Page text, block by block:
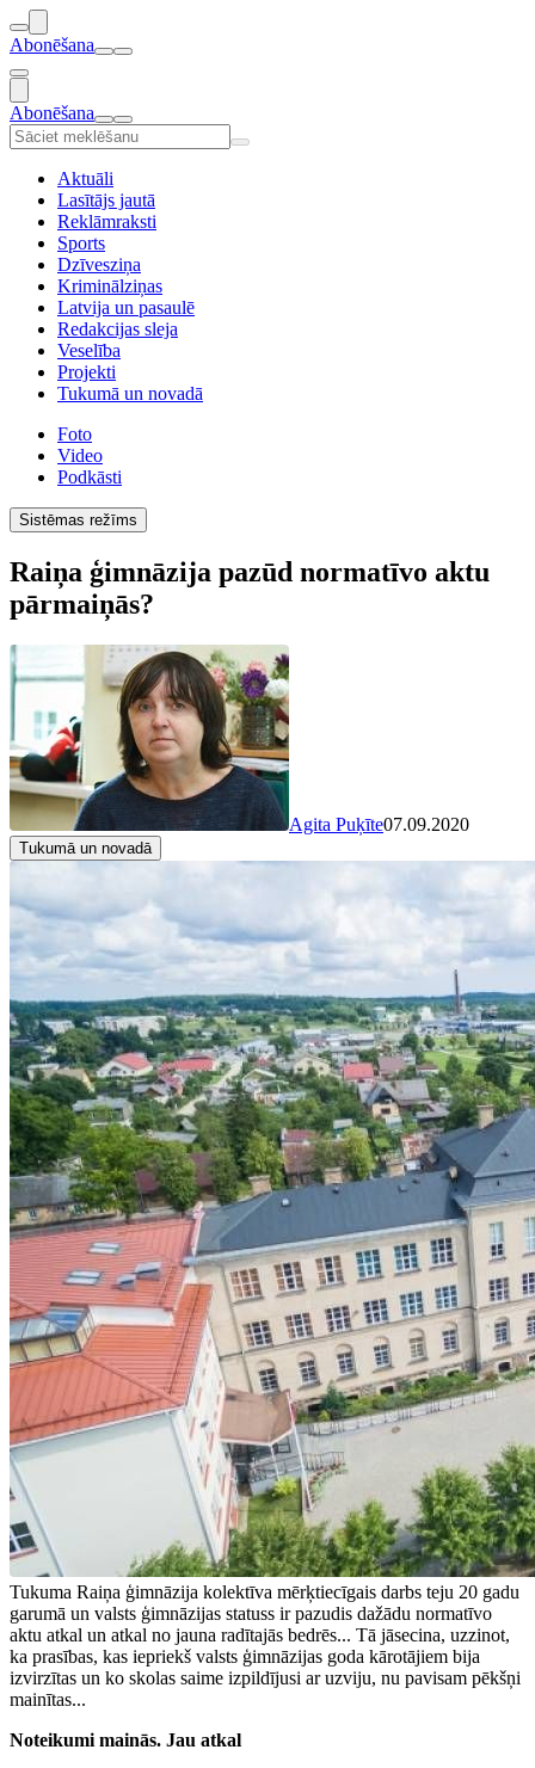
Abonēšana
Abonēšana
Aktuāli
Lasītājs jautā
Reklāmraksti
Sports
Dzīvesziņa
Kriminālziņas
Latvija un pasaulē
Redakcijas sleja
Veselība
Projekti
Tukumā un novadā
Foto
Video
Podkāsti
Sistēmas režīms
Raiņa ģimnāzija pazūd normatīvo aktu
pārmaiņās?
Agita Puķīte07.09.2020
Tukumā un novadā
Tukuma Raiņa ģimnāzija kolektīva mērķtiecīgais darbs teju 20 gadu
garumā un valsts ģimnāzijas statuss ir pazudis dažādu normatīvo
aktu atkal un atkal no jauna radītajās bedrēs... Tā jāsecina, uzzinot,
ka prasības, kas iepriekš valsts ģimnāzijas goda kārotājiem bija
izvirzītas un ko skolas saime izpildījusi ar uzviju, nu pavisam pēkšņi
mainītas...
Noteikumi mainās. Jau atkal